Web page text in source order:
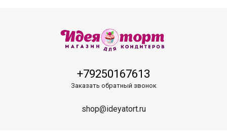
+79250167613
Заказать обратный звонок
shop@ideyatort.ru